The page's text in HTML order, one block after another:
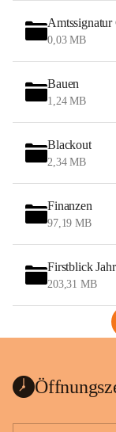
Amtssignatur
0,03 MB
Bauen
1,24 MB
Blackout
2,34 MB
Finanzen
97,19 MB
Firstblick
203,31 MB